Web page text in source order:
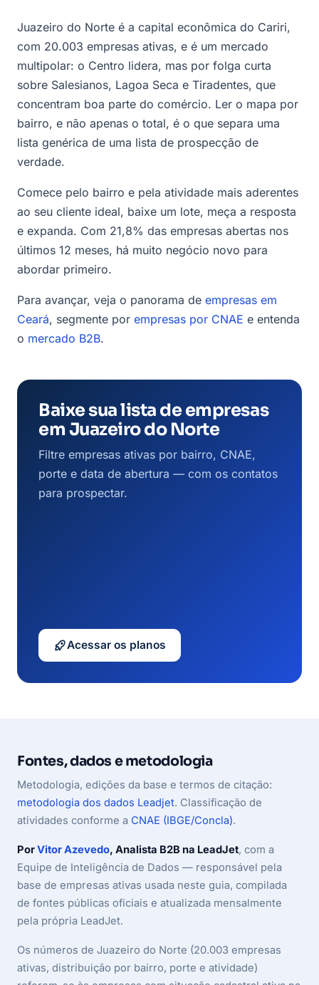
Juazeiro do Norte é a capital econômica do Cariri,
com 20.003 empresas ativas, e é um mercado
multipolar: o Centro lidera, mas por folga curta
sobre Salesianos, Lagoa Seca e Tiradentes, que
concentram boa parte do comércio. Ler o mapa por
bairro, e não apenas o total, é o que separa uma
lista genérica de uma lista de prospecção de
verdade.
Comece pelo bairro e pela atividade mais aderentes
ao seu cliente ideal, baixe um lote, meça a resposta
e expanda. Com 21,8% das empresas abertas nos
últimos 12 meses, há muito negócio novo para
abordar primeiro.
Para avançar, veja o panorama de empresas em
Ceará, segmente por empresas por CNAE e entenda
o mercado B2B.
Baixe sua lista de empresas
em Juazeiro do Norte
Filtre empresas ativas por bairro, CNAE,
porte e data de abertura — com os contatos
para prospectar.
Acessar os planos
Fontes, dados e metodologia
Metodologia, edições da base e termos de citação:
metodologia dos dados Leadjet. Classificação de
atividades conforme a CNAE (IBGE/Concla).
PorVitor Azevedo, Analista B2B na LeadJet, com a
Equipe de Inteligência de Dados — responsável pela
base de empresas ativas usada neste guia, compilada
de fontes públicas oficiais e atualizada mensalmente
pela própria LeadJet.
Os números de Juazeiro do Norte (20.003 empresas
ativas, distribuição por bairro, porte e atividade)